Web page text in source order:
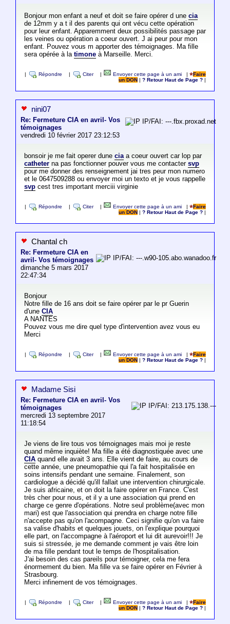
Bonjour mon enfant a neuf et doit se faire opérer d une cia
de 12mm y a t il des parents qui ont vécu cette opération
pour leur enfant. Apparemment deux possibilités passage par
les veines ou opération a coeur ouvert. J ai peur pour mon
enfant. Pouvez vous m apporter des témoignages. Ma fille
sera opérée à la timoneà Marseille. Merci.
Répondre Citer Envoyer cette page à un ami |
Faire
un DON
|? Retour Haut de Page ?
nini07
Re: Fermeture CIA en avril- Vos
témoignages
vendredi 10 février 2017 23:12:53
IP/FAI: ---.fbx.proxad.net
bonsoir je me fait operer dune ciaa coeur ouvert car lop par
catheterna pas fonctionner pouver vous me contacter svp
pour me donner des renseignement jai tres peur mon numero
et le 0647509288 ou envoyer moi un texto et je vous rappelle
svpcest tres important merciii virginie
Répondre Citer Envoyer cette page à un ami |
Faire
un DON
|? Retour Haut de Page ?
Chantal ch
Re: Fermeture CIA en
avril- Vos témoignages
dimanche 5 mars 2017
22:47:34
IP/FAI: ---.w90-105.abo.wanadoo.fr
Bonjour
Notre fille de 16 ans doit se faire opérer par le pr Guerin
d'une CIA
A NANTES
Pouvez vous me dire quel type d'intervention avez vous eu
Merci
Répondre Citer Envoyer cette page à un ami |
Faire
un DON
|? Retour Haut de Page ?
Madame Sisi
Re: Fermeture CIA en avril- Vos
témoignages
mercredi 13 septembre 2017
11:18:54
IP/FAI: 213.175.138.---
Je viens de lire tous vos témoignages mais moi je reste
quand même inquiète! Ma fille a été diagnostiquée avec une
CIAquand elle avait 3 ans. Elle vient de faire, au cours de
cette année, une pneumopathie qui l'a fait hospitalisée en
soins intensifs pendant une semaine. Finalement, son
cardiologue a décidé qu'ill fallait une intervention chirurgicale.
Je suis africaine, et on doit la faire opérer en France. C'est
très cher pour nous, et il y a une association qui prend en
charge ce genre d'opérations. Notre seul problème(avec mon
mari) est que l'association qui prendra en charge notre fille
n'accepte pas qu'on l'acompagne. Ceci signifie qu'on va faire
sa valise d'habits et quelques jouets, on l'explique pourquoi
elle part, on l'accompagne à l'aéroport et lui dit aurevoir!!! Je
suis si stressée, je me demande comment je vais être loin
de ma fille pendant tout le temps de l'hospitalisation.
J'ai besoin des cas pareils pour témoigner, cela me fera
énormement du bien. Ma fille va se faire opérer en Février à
Strasbourg.
Merci infinement de vos témoignages.
Répondre Citer Envoyer cette page à un ami |
Faire
un DON
|? Retour Haut de Page ?